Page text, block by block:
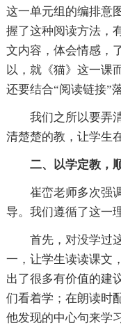
这一单元组的编排意
握了这种阅读方法，
文内容，体会情感，
以，就《猫》这一课
还要结合“阅读链接”
我们之所以要弄
清楚楚的教，让学生
二、以学定教，
崔峦老师多次强
导。我们遵循了这一
首先，对没学过
一，让学生读读课文
出了很多有价值的建
们看着学；在朗读时
他发现的中心句来学